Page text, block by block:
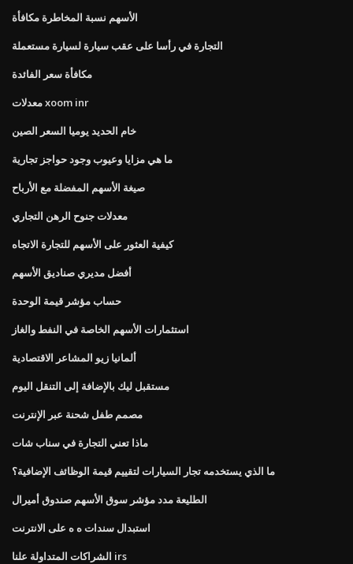
الأسهم نسبة المخاطرة مكافأة
التجارة في رأسا على عقب سيارة لسيارة مستعملة
مكافأة سعر الفائدة
معدلات xoom inr
خام الحديد يوميا السعر الصين
ما هي مزايا وعيوب وجود حواجز تجارية
صيغة الأسهم المفضلة مع الأرباح
معدلات جنوح الرهن التجاري
كيفية العثور على الأسهم للتجارة الاتجاه
أفضل مديري صناديق الأسهم
حساب مؤشر قيمة الوحدة
استثمارات الأسهم الخاصة في النفط والغاز
ألمانيا زيو المشاعر الاقتصادية
مستقبل ليك بالإضافة إلى التنقل اليوم
مصمم طفل شحنة عبر الإنترنت
ماذا تعني التجارة في سناب شات
ما الذي يستخدمه تجار السيارات لتقييم قيمة الوظائف الإضافية؟
الطليعة مدد مؤشر سوق الأسهم صندوق أميرال
استبدال سندات ه ه على الانترنت
الشراكات المتداولة علنا ​​irs